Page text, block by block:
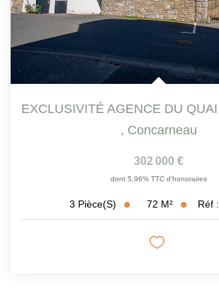
, Concarneau
302 000 €
dont 5,96% TTC d'honoraires
3 Pièce(s) 72 M² Réf :